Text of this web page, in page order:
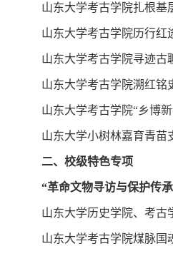
山东大学考古学院扎根
山东大学考古学院历行红
山东大学考古学院寻迹古
山东大学考古学院溯红铭
山东大学考古学院“乡博
山东大学小树林嘉育青苗
二、校级特色专项
“革命文物寻访与保护传
山东大学历史学院、考古
山东大学考古学院煤脉国